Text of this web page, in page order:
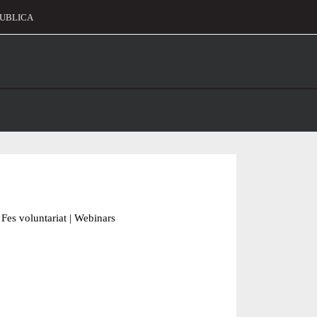
Fes voluntariat | Webinars